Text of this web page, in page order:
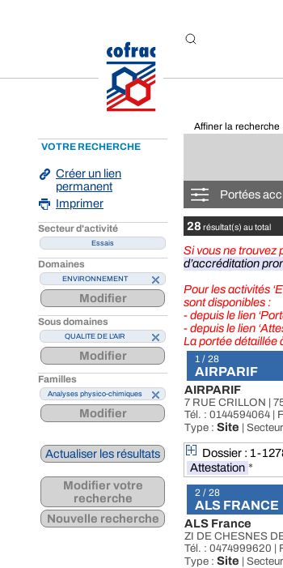
VOTRE RECHERCHE
Créer un lien
permanent
Imprimer
Secteur d'activité
Essais
Domaines
ENVIRONNEMENT
Modifier
Sous domaines
QUALITE DE L'AIR
Modifier
Familles
Analyses physico-chimiques
Modifier
Actualiser les résultats
Modifier votre
recherche
Nouvelle recherche
Affiner la recherche
Portées
28 résultat(s) au total
Si vous ne trouvez
d’accréditation
Pour les activités
sont disponibles :
- depuis le lien
- depuis le lien
La portée détaillée
1 / 28
AIRPARIF
AIRPARIF
7 RUE CRILLON |
Tél. : 0144594064 |
Type : Site |
Dossier : 1-
Attestation *
2 / 28
ALS FRANCE
ALS France
ZI DE CHESNES
Tél. : 0474999620 |
Type : Site |